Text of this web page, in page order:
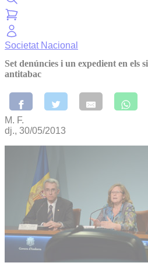
Societat Nacional
Set denúncies i un expedient en els
antitabac
M. F.
dj., 30/05/2013